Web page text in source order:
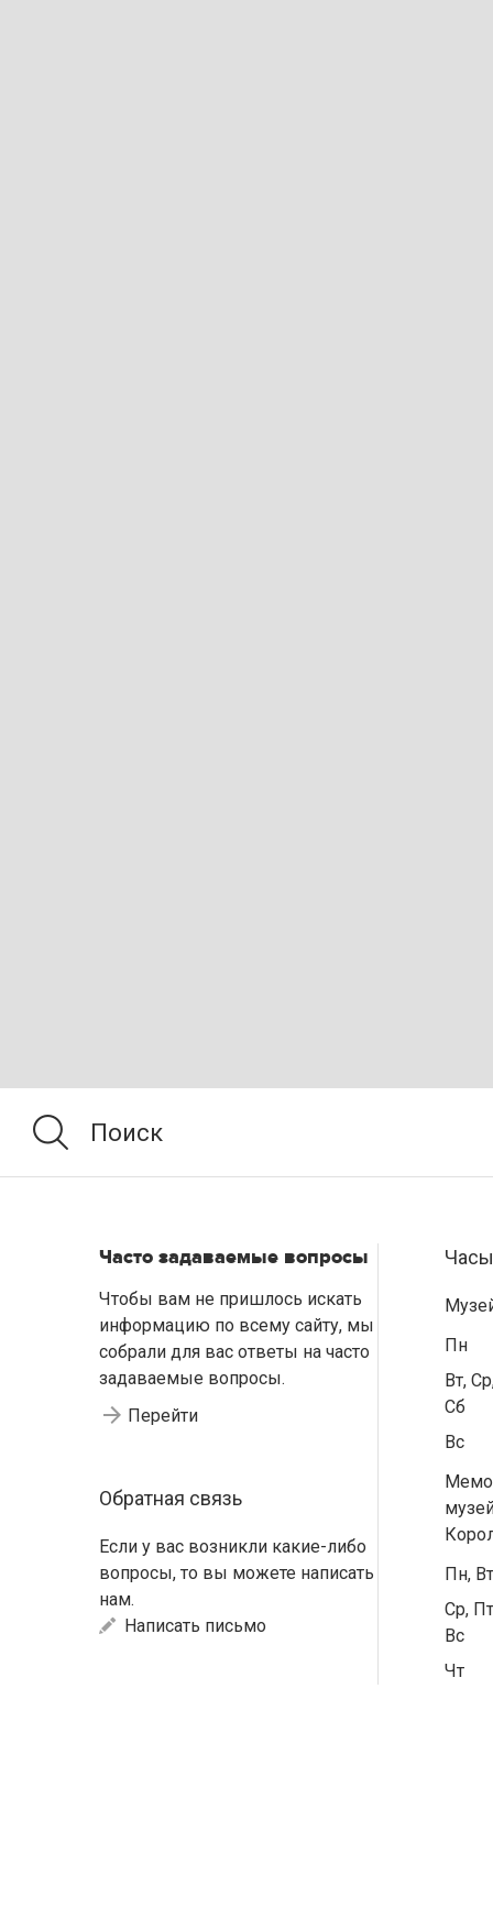
Часто задаваемые вопросы
Чтобы вам не пришлось искать
информацию по всему сайту, мы
собрали для вас ответы на часто
задаваемые вопросы.
Перейти
Обратная связь
Если у вас возникли какие-либо
вопросы, то вы можете написать
нам.
Написать письмо
Пн
Вт,
Сб
Вс
Пн,
Ср,
Вс
Чт